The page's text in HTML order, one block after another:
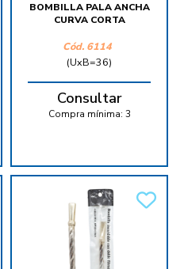
BOMBILLA PALA ANCHA
CURVA CORTA
Cód. 6114
(UxB=36)
Consultar
Compra mínima: 3